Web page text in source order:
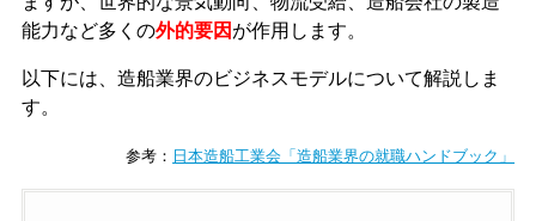
能力など多くの外的要因 が作用します。
以下には、造船業界のビジネスモデルについて解説しま
す。
参考： 日本造船工業会「造船業界の就職ハンドブック」